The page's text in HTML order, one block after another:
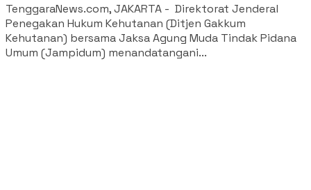
TenggaraNews.com, JAKARTA - Direktorat Jenderal
Penegakan Hukum Kehutanan (Ditjen Gakkum
Kehutanan) bersama Jaksa Agung Muda Tindak Pidana
Umum (Jampidum) menandatangani...